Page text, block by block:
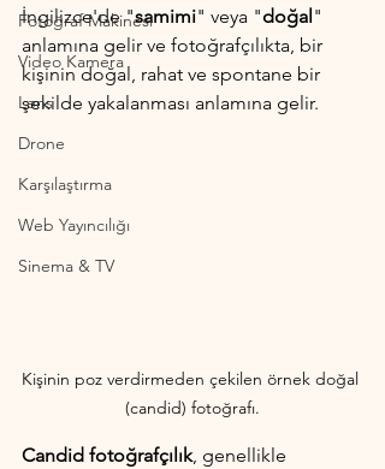
Fotoğraf Makinesi
Video Kamera
Lens
Drone
Karşılaştırma
Web Yayıncılığı
Sinema & TV
İngilizce'de "samimi" veya "doğal"
anlamına gelir ve fotoğrafçılıkta, bir
kişinin doğal, rahat ve spontane bir
şekilde yakalanması anlamına gelir.
Kişinin poz verdirmeden çekilen örnek doğal
(candid) fotoğrafı.
Candid fotoğrafçılık, genellikle